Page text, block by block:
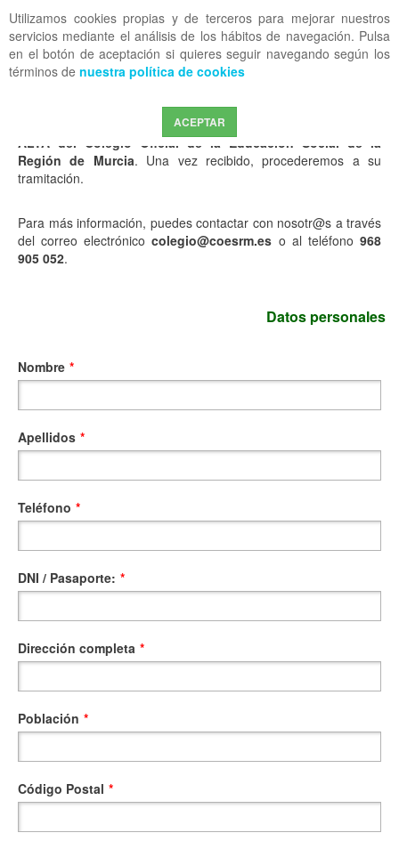
Utilizamos cookies propias y de terceros para mejorar nuestros
servicios mediante el análisis de los hábitos de navegación. Pulsa
en el botón de aceptación si quieres seguir navegando según los
términos de nuestra política de cookies
ACEPTAR
OFF CANVAS
FORMULARIO DE ALTA EN EL COESRM
Cumplimenta el siguiente formulario para iniciar tu
ALTA del Colegio Oficial de la Educación Social de la
Región de Murcia. Una vez recibido, procederemos a su
tramitación.
Para más información, puedes contactar con nosotr@s a través
del correo electrónicocolegio@coesrm.es o al teléfono968
905 052.
Datos personales
Nombre *
Apellidos *
Teléfono *
DNI / Pasaporte: *
Dirección completa *
Población *
Código Postal *